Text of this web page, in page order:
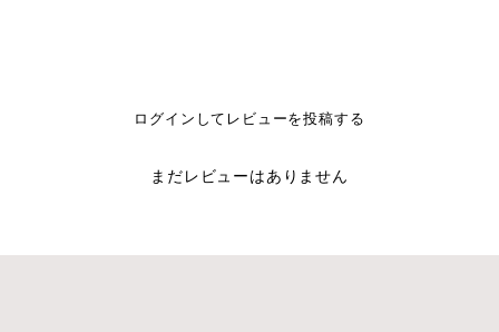
ログインしてレビューを投稿する
まだレビューはありません